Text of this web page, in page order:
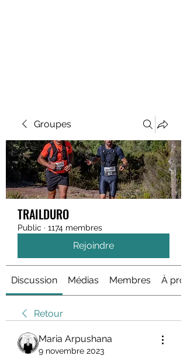
Groupes
TRAILDURO
Public · 1174 membres
Rejoindre
Discussion Médias Membres À
Retour
Maria Arpushana
9 novembre 2023